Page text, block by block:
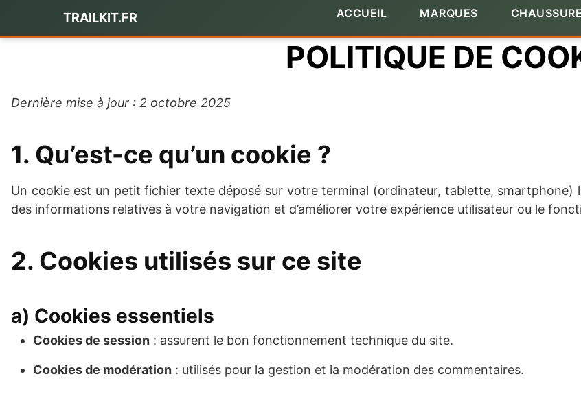
contenu
TRAILKIT.FR ACCUEIL MARQUES
POLITIQUE DE
Dernière mise à jour : 2 octobre 2025
1. Qu’est-ce qu’un cookie ?
Un cookie est un petit fichier texte déposé sur votre terminal (ordinateur, tablette, smartphone)
des informations relatives à votre navigation et d’améliorer votre expérience utilisateur ou le
2. Cookies utilisés sur ce site
a) Cookies essentiels
Cookies de session : assurent le bon fonctionnement technique du site.
Cookies de modération : utilisés pour la gestion et la modération des commentaires.